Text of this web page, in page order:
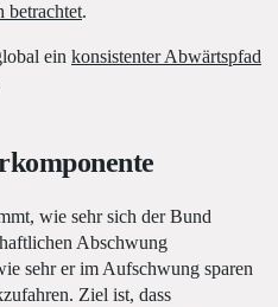
betrachtet.
ein konsistenter Abwärtspfad
wie sehr sich der Bund
Abschwung
sehr er im Aufschwung sparen
Ziel ist, dass